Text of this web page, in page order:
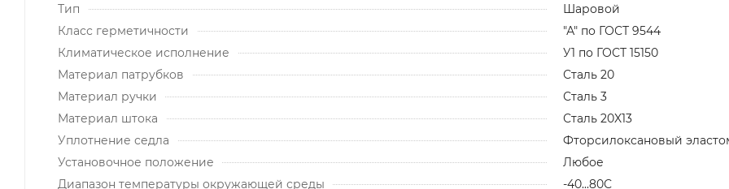
Тип
Шаровой
Класс герметичности
"А" по ГОСТ 9544
Климатическое исполнение
У1 по ГОСТ 15150
Материал патрубков
Сталь 20
Материал ручки
Сталь 3
Материал штока
Сталь 20X13
Уплотнение седла
Фторсилоксановый
Установочное положение
Любое
Диапазон температуры окружающей среды
-40...80С